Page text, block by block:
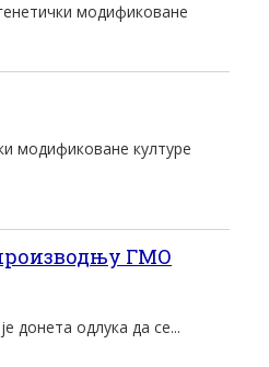
модификоване
модификоване културе
ГМО
донета одлука да се...